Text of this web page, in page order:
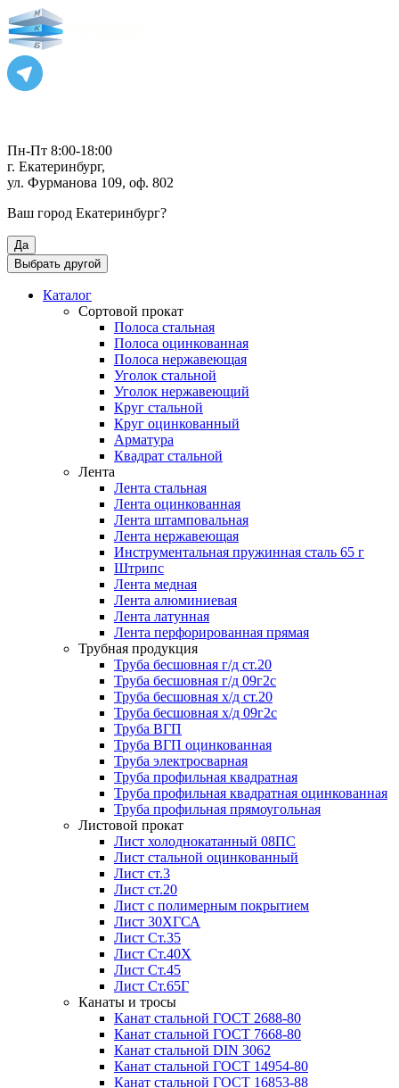
Пн-Пт 8:00-18:00
г. Екатеринбург,
ул. Фурманова 109, оф. 802
Ваш город Екатеринбург?
Да
Выбрать другой
Каталог
Сортовой прокат
Полоса стальная
Полоса оцинкованная
Полоса нержавеющая
Уголок стальной
Уголок нержавеющий
Круг стальной
Круг оцинкованный
Арматура
Квадрат стальной
Лента
Лента стальная
Лента оцинкованная
Лента штамповальная
Лента нержавеющая
Инструментальная пружинная сталь 65 г
Штрипс
Лента медная
Лента алюминиевая
Лента латунная
Лента перфорированная прямая
Трубная продукция
Труба бесшовная г/д ст.20
Труба бесшовная г/д 09г2с
Труба бесшовная х/д ст.20
Труба бесшовная х/д 09г2с
Труба ВГП
Труба ВГП оцинкованная
Труба электросварная
Труба профильная квадратная
Труба профильная квадратная оцинкованная
Труба профильная прямоугольная
Листовой прокат
Лист холоднокатанный 08ПС
Лист стальной оцинкованный
Лист ст.3
Лист ст.20
Лист с полимерным покрытием
Лист 30ХГСА
Лист Ст.35
Лист Ст.40Х
Лист Ст.45
Лист Ст.65Г
Канаты и тросы
Канат стальной ГОСТ 2688-80
Канат стальной ГОСТ 7668-80
Канат стальной DIN 3062
Канат стальной ГОСТ 14954-80
Канат стальной ГОСТ 16853-88